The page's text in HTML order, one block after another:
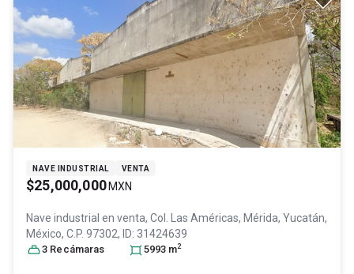
NAVE INDUSTRIAL VENTA
$25,000,000 MXN
Nave industrial en venta, Col. Las Américas, Mérida, Yucatán,
México, C.P. 97302, ID: 31424639
3 Recámaras 5993 m2